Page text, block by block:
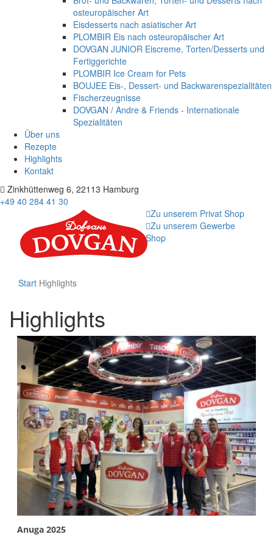
osteuropäischer Art
Eisdesserts nach asiatischer Art
PLOMBIR Eis nach osteuropäischer Art
DOVGAN JUNIOR Eiscreme, Torten/Desserts und
Fertiggerichte
PLOMBIR Ice Cream for Pets
BOUJEE Eis-, Dessert- und Backwarenspezialitäten
Fischerzeugnisse
DOVGAN / Andre & Friends - Internationale
Spezialitäten
Über uns
Rezepte
Highlights
Kontakt
Zinkhüttenweg 6, 22113 Hamburg
+49 40 284 41 30
Zu unserem Privat Shop
Zu unserem Gewerbe
Shop
Start Highlights
Highlights
Anuga 2025